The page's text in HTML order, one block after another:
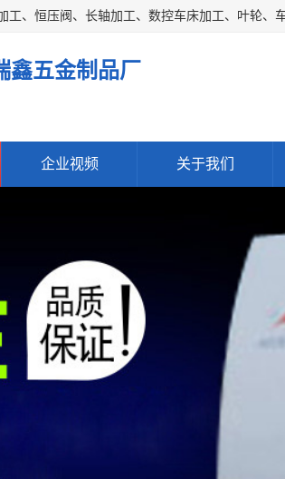
鑫五金制品厂
企业视频 关于我们